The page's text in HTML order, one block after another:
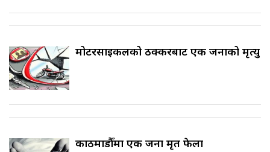
मोटरसाइकलको ठक्करबाट एक जनाको मृत्यु
काठमाडौँमा एक जना मृत फेला